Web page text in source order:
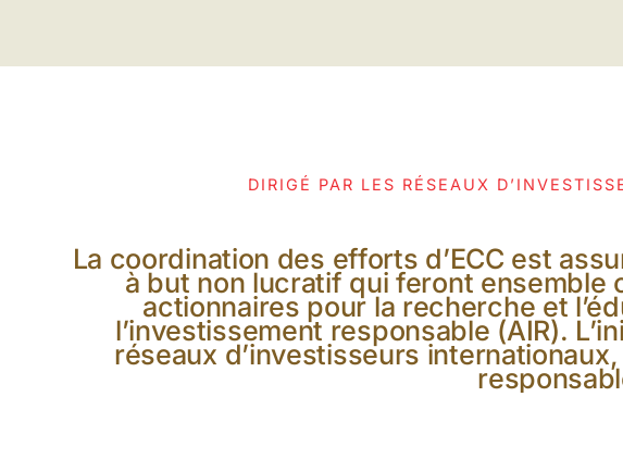
DIRIGÉ PAR LES RÉSEAUX
La coordination des efforts d’ECC est
à but non lucratif qui feront ensemble
actionnaires pour la recherche et
l’investissement responsable (AIR).
réseaux d’investisseurs